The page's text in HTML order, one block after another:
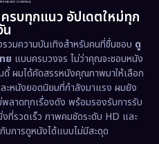
(13)
(5)
(93)
(1,460)
(17)
1974
รบทุกแนว อัปเดตใหม่ทุก
น
วมความบันเทิงสำหรับคนที่ชื่นชอบ ดู
ย แบบครบวงจร ไม่ว่าคุณจะชอบหนัง
ผมได้คัดสรรหนังคุณภาพมาให้เลือก
ะหนังยอดนิยมที่กำลังมาแรง ผมยัง
ลาดทุกเรื่องดัง พร้อมรองรับการรับ
รวดเร็ว ภาพคมชัดระดับ HD และ
การดูหนังได้แบบไม่มีสะดุด